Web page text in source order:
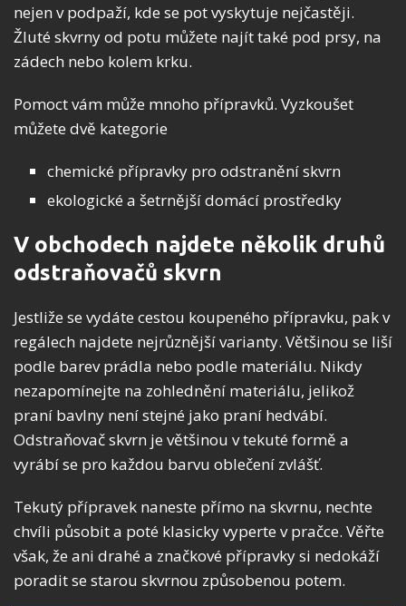
nejen v podpaží, kde se pot vyskytuje nejčastěji.
Žluté skvrny od potu můžete najít také pod prsy, na
zádech nebo kolem krku.
Pomoct vám může mnoho přípravků. Vyzkoušet
můžete dvě kategorie
chemické přípravky pro odstranění skvrn
ekologické a šetrnější domácí prostředky
V obchodech najdete několik druhů
odstraňovačů skvrn
Jestliže se vydáte cestou koupeného přípravku, pak v
regálech najdete nejrůznější varianty. Většinou se liší
podle barev prádla nebo podle materiálu. Nikdy
nezapomínejte na zohlednění materiálu, jelikož
praní bavlny není stejné jako praní hedvábí.
Odstraňovač skvrn je většinou v tekuté formě a
vyrábí se pro každou barvu oblečení zvlášť.
Tekutý přípravek naneste přímo na skvrnu, nechte
chvíli působit a poté klasicky vyperte v pračce. Věřte
však, že ani drahé a značkové přípravky si nedokáží
poradit se starou skvrnou způsobenou potem.